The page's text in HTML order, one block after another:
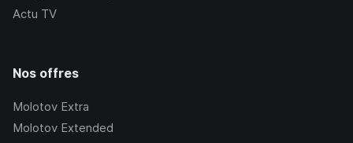
Actu TV
Nos offres
Molotov Extra
Molotov Extended